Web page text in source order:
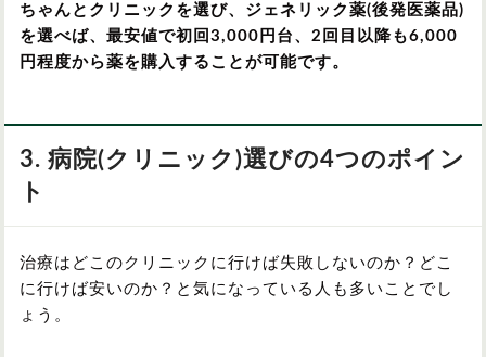
ちゃんとクリニックを選び、ジェネリック薬(後発医薬品)
を選べば、最安値で初回3,000円台、2回目以降も6,000
円程度から薬を購入することが可能です。
3. 病院(クリニック)選びの4つのポイン
ト
治療はどこのクリニックに行けば失敗しないのか？どこ
に行けば安いのか？と気になっている人も多いことでし
ょう。